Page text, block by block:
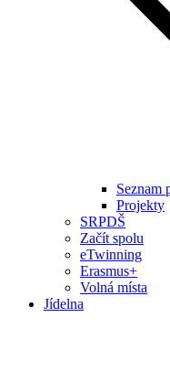
Seznam
Projekty
SRPDŠ
Začít spolu
eTwinning
Erasmus+
Volná místa
Jídelna